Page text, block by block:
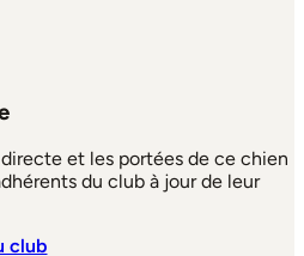
et les portées de ce chien
du club à jour de leur
club